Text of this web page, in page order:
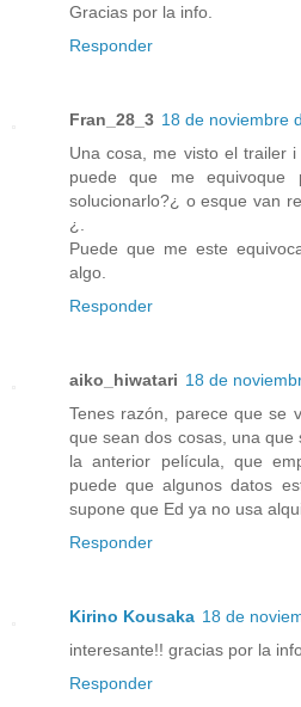
Gracias por la info.
Responder
Fran_28_3 18 de noviembre
Una cosa, me visto el trailer
puede que me equivoque
solucionarlo?¿ o esque van
¿.
Puede que me este
algo.
Responder
aiko_hiwatari 18 de
Tenes razón, parece que se
que sean dos cosas, una
la anterior película, que
puede que algunos datos
supone que Ed ya no usa
Responder
Kirino Kousaka 18 de
interesante!! gracias por la
Responder